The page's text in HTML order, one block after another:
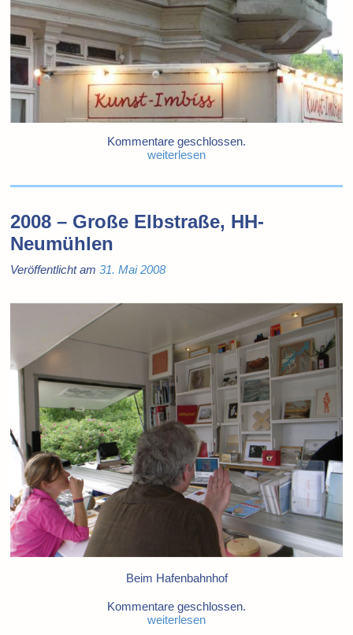
Kommentare geschlossen.
weiterlesen
2008 – Große Elbstraße, HH-
Neumühlen
Veröffentlicht am31. Mai 2008
Beim Hafenbahnhof
Kommentare geschlossen.
weiterlesen